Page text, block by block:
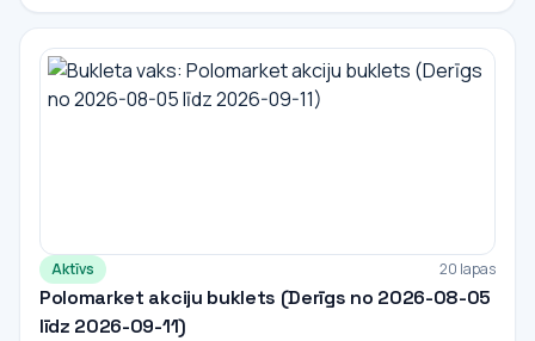
Aktīvs 20 lapas
Polomarket akciju buklets (Derīgs no 2026-08-05
līdz 2026-09-11)